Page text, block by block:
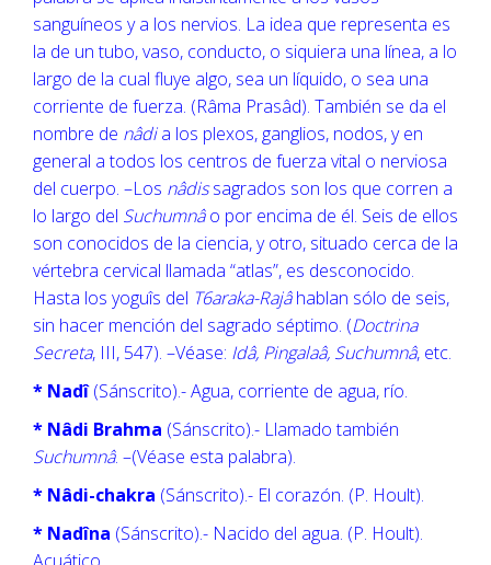
sanguíneos y a los nervios. La idea que representa es
la de un tubo, vaso, conducto, o siquiera una línea, a lo
largo de la cual fluye algo, sea un líquido, o sea una
corriente de fuerza. (Râma Prasâd). También se da el
nombre de nâdia los plexos, ganglios, nodos, y en
general a todos los centros de fuerza vital o nerviosa
del cuerpo. –Los nâdissagrados son los que corren a
lo largo del Suchumnâo por encima de él. Seis de ellos
son conocidos de la ciencia, y otro, situado cerca de la
vértebra cervical llamada “atlas”, es desconocido.
Hasta los yoguîs del T6araka-Rajâhablan sólo de seis,
sin hacer mención del sagrado séptimo. (Doctrina
Secreta, III, 547). –Véase: Idâ, Pingalaâ, Suchumnâ, etc.
* Nadî(Sánscrito).- Agua, corriente de agua, río.
* Nâdi Brahma (Sánscrito).- Llamado también
Suchumnâ. –(Véase esta palabra).
* Nâdi-chakra (Sánscrito).- El corazón. (P. Hoult).
* Nadîna (Sánscrito).- Nacido del agua. (P. Hoult).